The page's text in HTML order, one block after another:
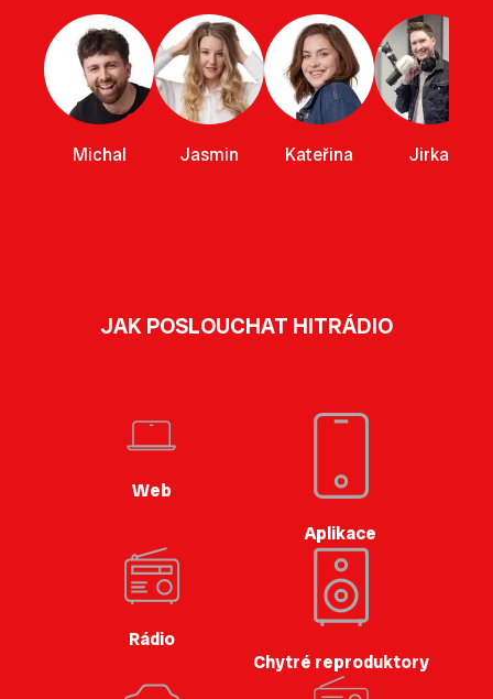
Michal Jasmin Kateřina Jirka
JAK POSLOUCHAT HITRÁDIO
Web
Aplikace
Rádio
Chytré reproduktory